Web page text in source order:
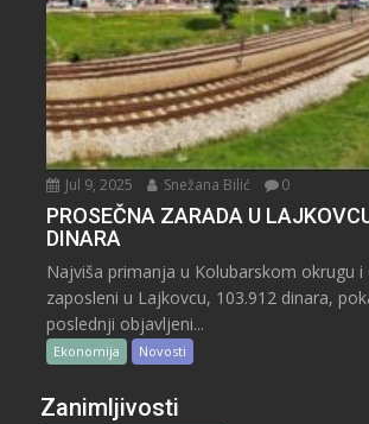
Jul 9, 2025 Snežana Bilić 0
PROSEČNA ZARADA U
DINARA
Najviša primanja u Kolubarskom okrugu i
zaposleni u Lajkovcu, 103.912 dinara,
poslednji objavljeni...
Ekonomija Novosti
Zanimljivosti